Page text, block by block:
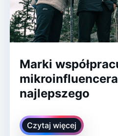
Marki
najlepszego
Czytaj więcej